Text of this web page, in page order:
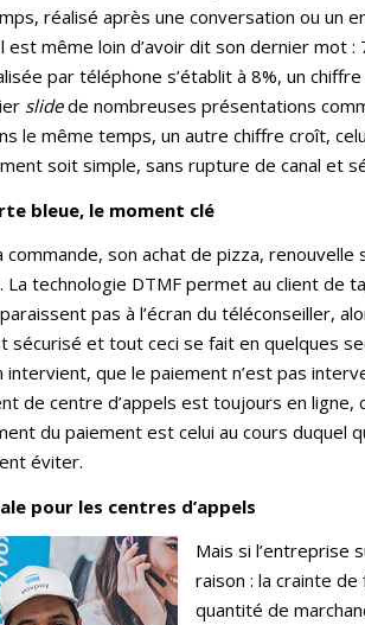
réalisé après une conversation ou un
est même loin d’avoir dit son dernier mot
par téléphone s’établit à 8%, un
slidede nombreuses présentations
le même temps, un autre chiffre croît,
soit simple, sans rupture de canal et
bleue, le moment clé
son achat de pizza,
technologie DTMF permet au client de
pas à l’écran du téléconseiller,
sécurisé et tout ceci se fait en quelques
que le paiement n’est pas
de centre d’appels est toujours en
du paiement est celui au cours duquel
éviter.
pour les centres d’appels
Mais si l’entreprise
raison : la crainte
quantité de